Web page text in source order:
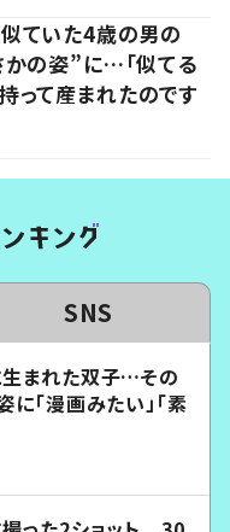
似ていた4歳の男の
かの姿”に…「似てる
って産まれたのです
SNS
まれた双子…その
「漫画みたい」「素